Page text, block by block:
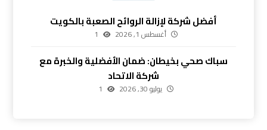
أفضل شركة لإزالة الروائح الصعبة بالكويت
أغسطس 1, 2026 1
سباك صحي بخيطان: ضمان الأفضلية والخبرة مع
شركة الاتحاد
يوليو 30, 2026 1